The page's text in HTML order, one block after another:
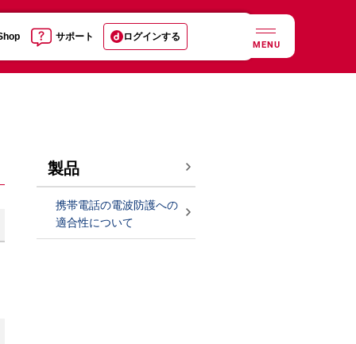
サポート ログインする
MENU
製品
携帯電話の電波防護への
適合性について